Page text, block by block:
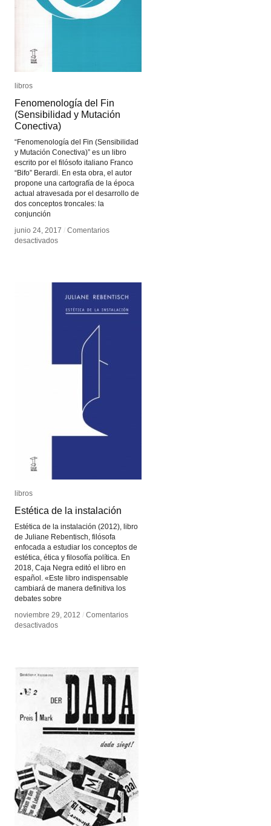
libros
Fenomenología del Fin
(Sensibilidad y Mutación
Conectiva)
“Fenomenología del Fin (Sensibilidad
y Mutación Conectiva)” es un libro
escrito por el filósofo italiano Franco
“Bifo” Berardi. En esta obra, el autor
propone una cartografía de la época
actual atravesada por el desarrollo de
dos conceptos troncales: la
conjunción
junio 24, 2017 / Comentarios
desactivadosen
(Sensibilidad
Mutación
Conectiva)
libros
Fenomenología del Fin
(Sensibilidad y Mutación
Conectiva)
junio 24, 2017 / Comentarios
desactivadosen
(Sensibilidad
Mutación
Conectiva)
libros
Estética de la instalación
Estética de la instalación (2012), libro
de Juliane Rebentisch, filósofa
enfocada a estudiar los conceptos de
estética, ética y filosofía política. En
2018, Caja Negra editó el libro en
español. «Este libro indispensable
cambiará de manera definitiva los
debates sobre
noviembre 29, 2012 / Comentarios
desactivadosen
libros
Estética de la instalación
noviembre 29, 2012 / Comentarios
desactivadosen